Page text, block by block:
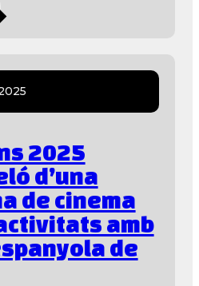
2025
d’una
de cinema
amb
de